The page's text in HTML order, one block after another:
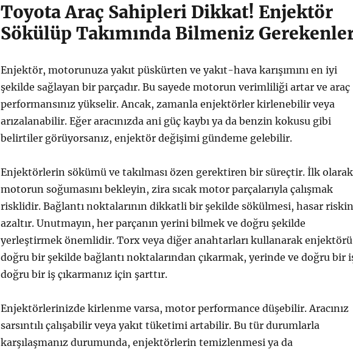
Toyota Araç Sahipleri Dikkat! Enjektör
Sökülüp Takımında Bilmeniz
Enjektör, motorunuza yakıt püskürten ve yakıt-hava karışımını en iyi
şekilde sağlayan bir parçadır. Bu sayede motorun verimliliği artar ve araç
performansınız yükselir. Ancak, zamanla enjektörler kirlenebilir veya
arızalanabilir. Eğer aracınızda ani güç kaybı ya da benzin kokusu gibi
belirtiler görüyorsanız, enjektör değişimi gündeme gelebilir.
Enjektörlerin sökümü ve takılması özen gerektiren bir süreçtir. İlk
motorun soğumasını bekleyin, zira sıcak motor parçalarıyla çalışmak
risklidir. Bağlantı noktalarının dikkatli bir şekilde sökülmesi, hasar
azaltır. Unutmayın, her parçanın yerini bilmek ve doğru şekilde
yerleştirmek önemlidir. Torx veya diğer anahtarları kullanarak enjektörü
doğru bir şekilde bağlantı noktalarından çıkarmak, yerinde ve doğru bir
doğru bir iş çıkarmanız için şarttır.
Enjektörlerinizde kirlenme varsa, motor performance düşebilir. Aracınız
sarsıntılı çalışabilir veya yakıt tüketimi artabilir. Bu tür durumlarla
karşılaşmanız durumunda, enjektörlerin temizlenmesi ya da